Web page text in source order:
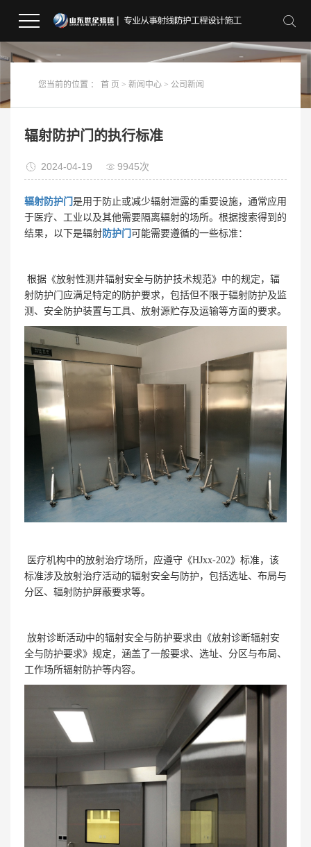
您当前的位置 ： 首 页 > 新闻中心 > 公司新闻
辐射防护门的执行标准
2024-04-19 9945次
辐射防护门 是用于防止或减少辐射泄露的重要设施，通常应用
于医疗、工业以及其他需要隔离辐射的场所。根据搜索得到的
结果，以下是辐射防护门 可能需要遵循的一些标准：
根据《放射性测井辐射安全与防护技术规范》中的规定，辐
射防护门应满足特定的防护要求，包括但不限于辐射防护及监
测、安全防护装置与工具、放射源贮存及运输等方面的要求。
医疗机构中的放射治疗场所，应遵守《HJxx-202》标准，该
标准涉及放射治疗活动的辐射安全与防护，包括选址、布局与
分区、辐射防护屏蔽要求等。
放射诊断活动中的辐射安全与防护要求由《放射诊断辐射安
全与防护要求》规定，涵盖了一般要求、选址、分区与布局、
工作场所辐射防护等内容。